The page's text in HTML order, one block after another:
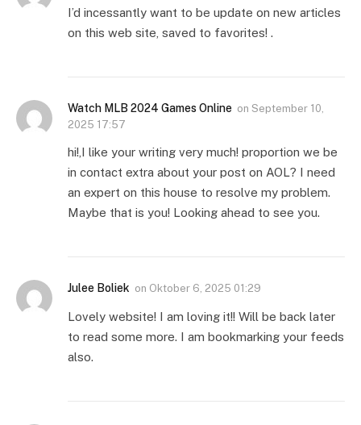
I’d incessantly want to be update on new articles
on this web site, saved to favorites! .
Watch MLB 2024 Games Online on September 10,
2025 17:57
hi!,I like your writing very much! proportion we be
in contact extra about your post on AOL? I need
an expert on this house to resolve my problem.
Maybe that is you! Looking ahead to see you.
Julee Boliek on Oktober 6, 2025 01:29
Lovely website! I am loving it!! Will be back later
to read some more. I am bookmarking your feeds
also.